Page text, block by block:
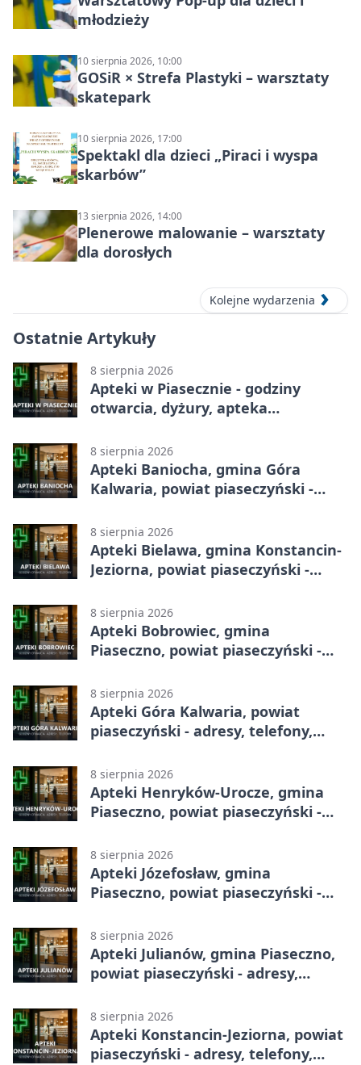
młodzieży
10 sierpnia 2026, 10:00
GOSiR × Strefa Plastyki – warsztaty
skatepark
10 sierpnia 2026, 17:00
Spektakl dla dzieci „Piraci i wyspa
skarbów”
13 sierpnia 2026, 14:00
Plenerowe malowanie – warsztaty
dla dorosłych
Kolejne wydarzenia
Ostatnie Artykuły
8 sierpnia 2026
Apteki w Piasecznie - godziny
otwarcia, dyżury, apteka
8 sierpnia 2026
Apteki Baniocha, gmina Góra
Kalwaria, powiat piaseczyński -
8 sierpnia 2026
Apteki Bielawa, gmina Konstancin-
Jeziorna, powiat piaseczyński -
8 sierpnia 2026
Apteki Bobrowiec, gmina
Piaseczno, powiat piaseczyński -
8 sierpnia 2026
Apteki Góra Kalwaria, powiat
piaseczyński - adresy, telefony,
8 sierpnia 2026
Apteki Henryków-Urocze, gmina
Piaseczno, powiat piaseczyński -
8 sierpnia 2026
Apteki Józefosław, gmina
Piaseczno, powiat piaseczyński -
8 sierpnia 2026
Apteki Julianów, gmina Piaseczno,
powiat piaseczyński - adresy,
8 sierpnia 2026
Apteki Konstancin-Jeziorna, powiat
piaseczyński - adresy, telefony,